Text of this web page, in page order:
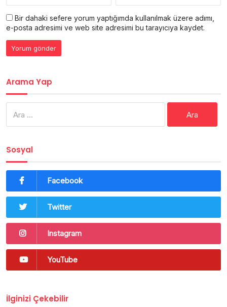
Bir dahaki sefere yorum yaptığımda kullanılmak üzere adımı,
e-posta adresimi ve web site adresimi bu tarayıcıya kaydet.
Arama Yap
Sosyal
Facebook
Twitter
Instagram
YouTube
İlginizi Çekebilir